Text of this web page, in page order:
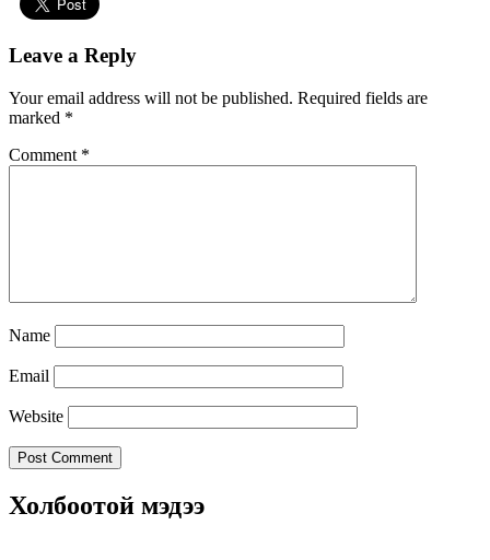
Leave a Reply
Your email address will not be published. Required fields are
marked *
Comment *
Name
Email
Website
Холбоотой мэдээ